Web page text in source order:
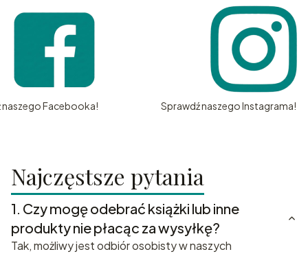
naszego Facebooka! Sprawdź naszego Instagrama!
Najczęstsze pytania
1. Czy mogę odebrać książki lub inne
produkty nie płacąc za wysyłkę?
Tak, możliwy jest odbiór osobisty w naszych